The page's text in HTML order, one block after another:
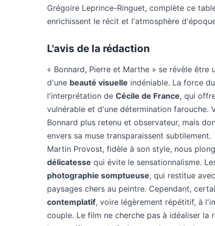
Grégoire Leprince-Ringuet, complète ce
enrichissent le récit et l'atmosphère
L'avis de la rédaction
« Bonnard, Pierre et Marthe » se révèle
d'une beauté visuelle indéniable. La force
l'interprétation de Cécile de France, qui
vulnérable et d'une détermination farouche.
Bonnard plus retenu et observateur, mais
envers sa muse transparaissent subtilement.
Martin Provost, fidèle à son style, nous
délicatesse qui évite le sensationnalisme.
photographie somptueuse, qui restitue
paysages chers au peintre. Cependant,
contemplatif, voire légèrement répétitif, à
couple. Le film ne cherche pas à idéaliser la